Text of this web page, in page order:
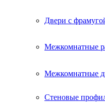
Двери с
Межкомнатные
Межкомнатные
Стеновые